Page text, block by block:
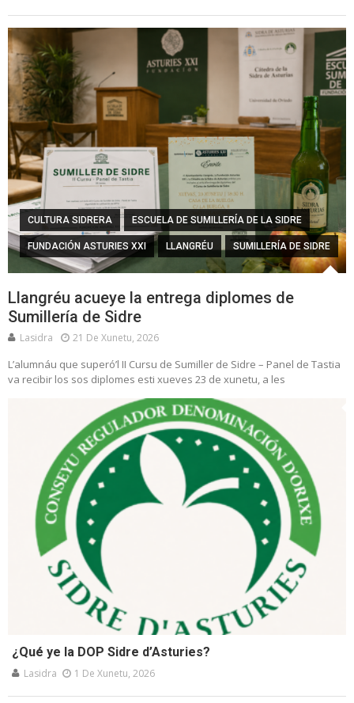
CULTURA SIDRERA ESCUELA DE SUMILLERÍA DE LA SIDRE
FUNDACIÓN ASTURIES XXI LLANGRÉU SUMILLERÍA DE SIDRE
Llangréu acueye la entrega diplomes de
Sumillería de Sidre
Lasidra 21 De Xunetu, 2026
L’alumnáu que superó’l II Cursu de Sumiller de Sidre – Panel de Tastia
va recibir los sos diplomes esti xueves 23 de xunetu, a les
¿Qué ye la DOP Sidre d’Asturies?
Lasidra 1 De Xunetu, 2026